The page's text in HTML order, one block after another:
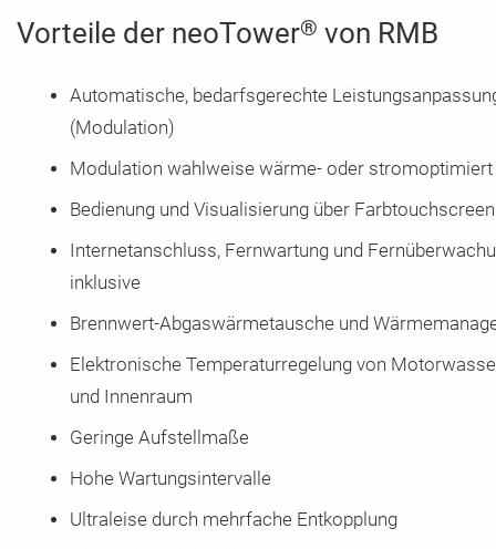
Vorteile der neoTower® von RMB
Automatische, bedarfsgerechte
(Modulation)
Modulation wahlweise wärme- oder stromoptimiert
Bedienung und Visualisierung über Farbtouchscreen
Internetanschluss, Fernwartung und
inklusive
Brennwert-Abgaswärmetausche und
Elektronische Temperaturregelung von
und Innenraum
Geringe Aufstellmaße
Hohe Wartungsintervalle
Ultraleise durch mehrfache Entkopplung